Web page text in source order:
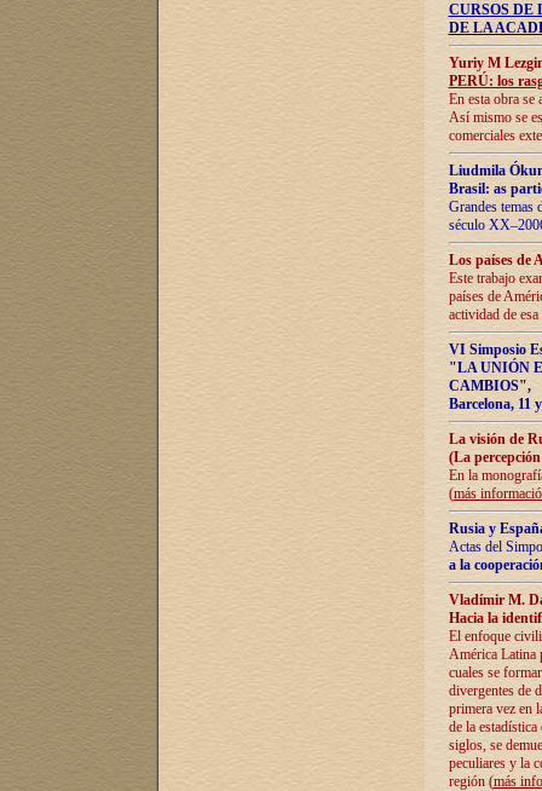
CURSOS
DE LA
Yuriy M
PERÚ: los
En esta obra se
Así mismo se
comerciales
Liudmila
Brasil: as
Grandes temas
século
Los países de
Este trabajo
países de
actividad de
VI Simposio
"LA UNIÓN
CAMBIOS",
Barcelona, 11
La visión de
(La
En la
(más
Rusia y
Actas del
a la
Vladímir M.
Hacia la
El enfoque
América Latina
cuales se
divergentes de
primera vez en
de la
siglos, se
peculiares y la
región (más